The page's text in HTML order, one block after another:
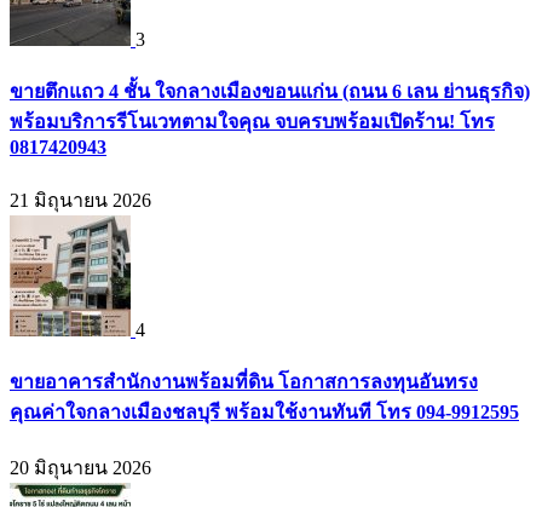
3
ขายตึกแถว 4 ชั้น ใจกลางเมืองขอนแก่น (ถนน 6 เลน ย่านธุรกิจ)
พร้อมบริการรีโนเวทตามใจคุณ จบครบพร้อมเปิดร้าน! โทร
0817420943
21 มิถุนายน 2026
4
ขายอาคารสำนักงานพร้อมที่ดิน โอกาสการลงทุนอันทรง
คุณค่าใจกลางเมืองชลบุรี พร้อมใช้งานทันที โทร 094-9912595
20 มิถุนายน 2026